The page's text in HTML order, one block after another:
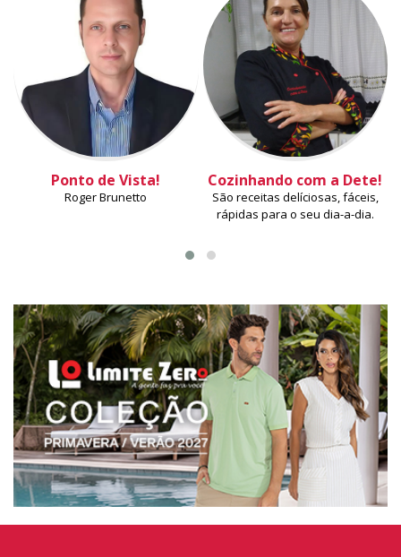
Ponto de Vista!
Roger Brunetto
Cozinhando com a Dete!
São receitas delíciosas, fáceis,
rápidas para o seu dia-a-dia.